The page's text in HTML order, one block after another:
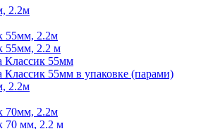
2.2м
55мм, 2.2м
55мм, 2.2 м
Классик 55мм
Классик 55мм в упаковке (парами)
2.2м
70мм, 2.2м
70 мм, 2.2 м